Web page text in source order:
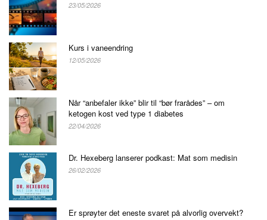
23/05/2026
Kurs i vaneendring
12/05/2026
Når “anbefaler ikke” blir til “bør frarådes” – om
ketogen kost ved type 1 diabetes
22/04/2026
Dr. Hexeberg lanserer podkast: Mat som medisin
26/02/2026
Er sprøyter det eneste svaret på alvorlig overvekt?